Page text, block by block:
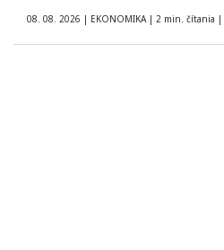
08. 08. 2026 | EKONOMIKA | 2 min. čítania |